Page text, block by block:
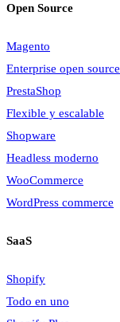
Open Source
Magento
Enterprise open source
PrestaShop
Flexible y escalable
Shopware
Headless moderno
WooCommerce
WordPress commerce
SaaS
Shopify
Todo en uno